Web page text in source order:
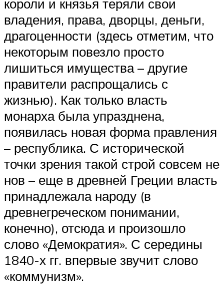
короли и князья теряли свои
владения, права, дворцы, деньги,
драгоценности (здесь отметим, что
некоторым повезло просто
лишиться имущества – другие
правители распрощались с
жизнью). Как только власть
монарха была упразднена,
появилась новая форма правления
– республика. С исторической
точки зрения такой строй совсем не
нов – еще в древней Греции власть
принадлежала народу (в
древнегреческом понимании,
конечно), отсюда и произошло
слово «Демократия». С середины
1840-х гг. впервые звучит слово
«коммунизм».